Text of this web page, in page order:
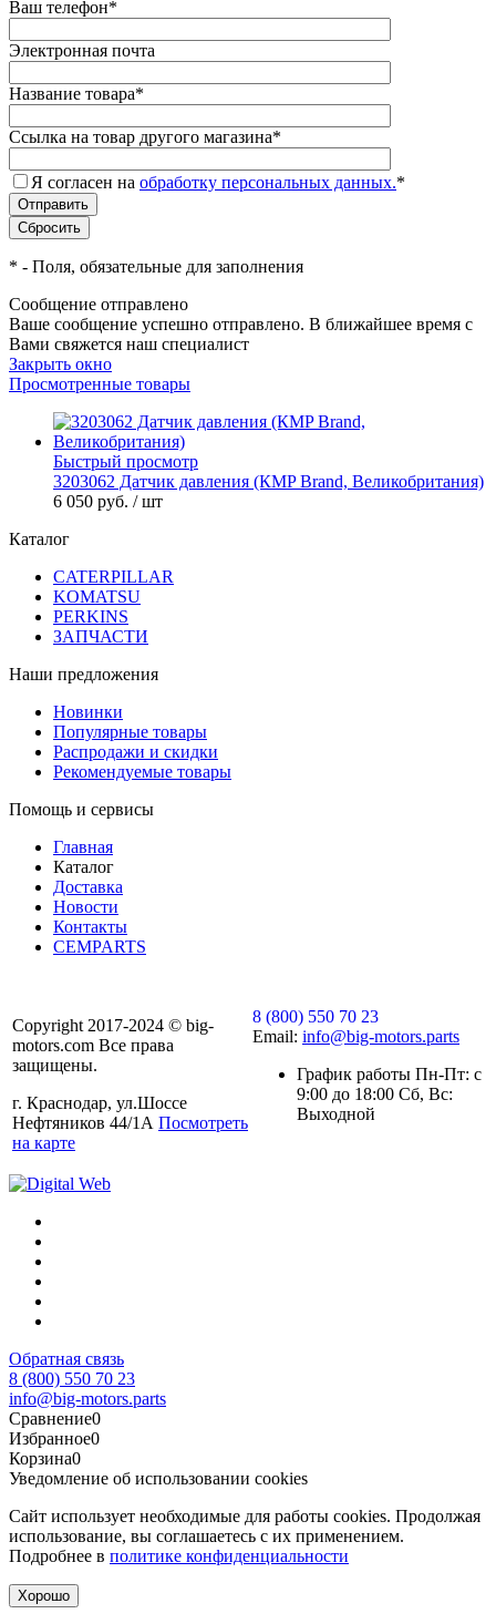
Ваш телефон*
Электронная почта
Название товара*
Ссылка на товар другого магазина*
Я согласен на обработку персональных данных.*
* - Поля, обязательные для заполнения
Сообщение отправлено
Ваше сообщение успешно отправлено. В ближайшее время с
Вами свяжется наш специалист
Закрыть окно
Просмотренные товары
Быстрый просмотр
3203062 Датчик давления (КMP Brand, Великобритания)
6 050 руб. / шт
Каталог
CATERPILLAR
KOMATSU
PERKINS
ЗАПЧАСТИ
Наши предложения
Новинки
Популярные товары
Распродажи и скидки
Рекомендуемые товары
Помощь и сервисы
Главная
Каталог
Доставка
Новости
Контакты
CEMPARTS
Copyright 2017-2024 © big-
motors.com Все права
защищены.
г. Краснодар, ул.Шоссе
Нефтяников 44/1А Посмотреть
на карте
8 (800) 550 70 23
Email: info@big-motors.parts
График работы Пн-Пт: с
9:00 до 18:00 Сб, Вс:
Выходной
Обратная связь
8 (800) 550 70 23
info@big-motors.parts
Сравнение0
Избранное0
Корзина0
Уведомление об использовании cookies
Сайт использует необходимые для работы cookies. Продолжая
использование, вы соглашаетесь с их применением.
Подробнее в политике конфиденциальности
Хорошо